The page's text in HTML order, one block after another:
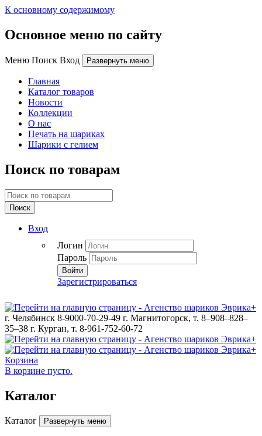
К основному содержимому
Основное меню по сайту
Меню Поиск Вход Развернуть меню
Главная
Каталог товаров
Новости
Коллекции
О нас
Печать на шариках
Шарики с гелием
Поиск по товарам
Поиск
Вход
Логин
Пароль
Войти
Зарегистрироваться
г. Челябинск 8-9000-70-29-49 г. Магнитогорск, т. 8–908–828–
35–38 г. Курган, т. 8-961-752-60-72
Корзина
В корзине пусто.
Каталог
Каталог Развернуть меню